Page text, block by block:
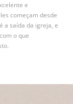
e
começam desde
a saída da igreja, e
o que